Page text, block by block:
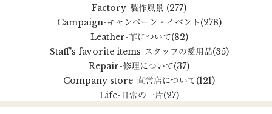
Factory-製作風景 (277)
Campaign-キャンペーン・イベント (278)
Leather-革について(82)
Staff's favorite items-スタッフの愛用品(35)
Repair-修理について(37)
Company store-直営店について(121)
Life-日常の一片(27)